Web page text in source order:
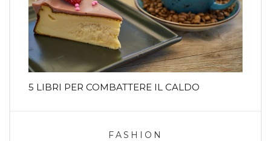
5 LIBRI PER COMBATTERE IL CALDO
FASHION